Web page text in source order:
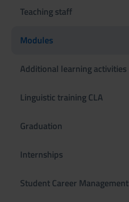
Teaching staff
Modules
Additional learning activities
Linguistic training CLA
Graduation
Internships
Student Career Management